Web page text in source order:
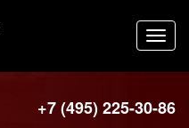
+7 (495) 225-30-86